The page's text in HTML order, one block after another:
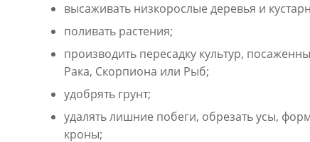
высаживать низкорослые деревья и
поливать растения;
производить пересадку культур,
Рака, Скорпиона или Рыб;
удобрять грунт;
удалять лишние побеги, обрезать усы,
кроны;